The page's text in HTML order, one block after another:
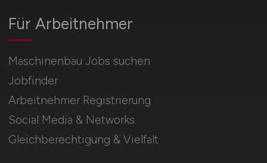
Für Arbeitnehmer
Maschinenbau Jobs suchen
Jobfinder
Arbeitnehmer Registrierung
Social Media & Networks
Gleichberechtigung & Vielfalt